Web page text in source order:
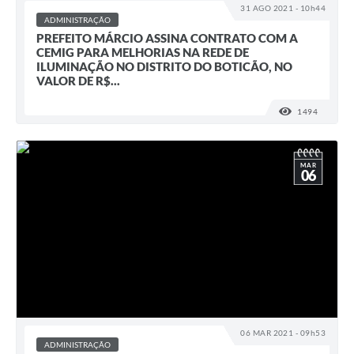
31 AGO 2021 - 10h44
ADMINISTRAÇÃO
PREFEITO MÁRCIO ASSINA CONTRATO COM A
CEMIG PARA MELHORIAS NA REDE DE
ILUMINAÇÃO NO DISTRITO DO BOTICÃO, NO
VALOR DE R$...
1494
06 MAR 2021 - 09h53
MAR
06
ADMINISTRAÇÃO